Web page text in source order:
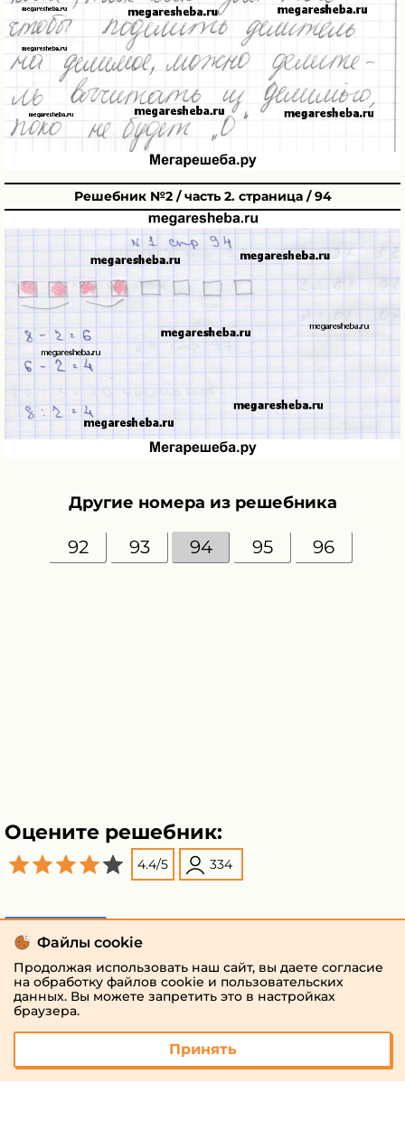
Решебник №2 / часть 2. страница / 94
Другие номера из решебника
92 93 94 95 96
Оцените решебник:
4.4/5 334
Файлы cookie
Продолжая использовать наш сайт, вы даете согласие
на обработку файлов cookie и пользовательских
данных. Вы можете запретить это в настройках
браузера.
Принять